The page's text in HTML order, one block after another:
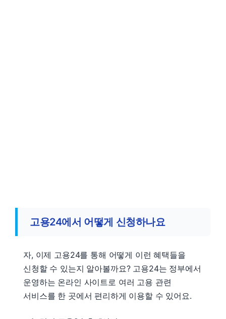
고용24에서 어떻게 신청하나요
자, 이제 고용24를 통해 어떻게 이런 혜택들을
신청할 수 있는지 알아볼까요? 고용24는 정부에서
운영하는 온라인 사이트로 여러 고용 관련
서비스를 한 곳에서 편리하게 이용할 수 있어요.